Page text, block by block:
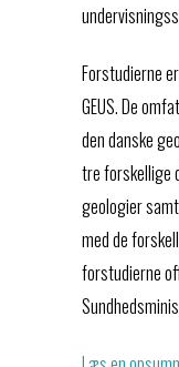
Forstudierne
GEUS. De
den danske
tre forskellige
geologier
med de
forstudierne